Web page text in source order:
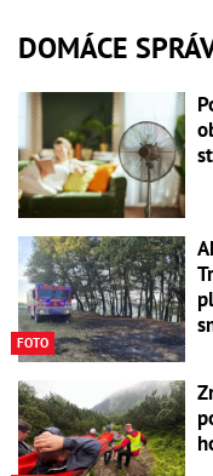
DOMÁCE
FOTO